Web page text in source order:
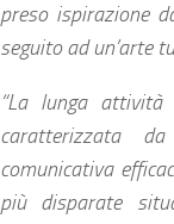
preso ispirazione
seguito ad un’arte
“La lunga
caratterizzata
comunicativa
più disparate